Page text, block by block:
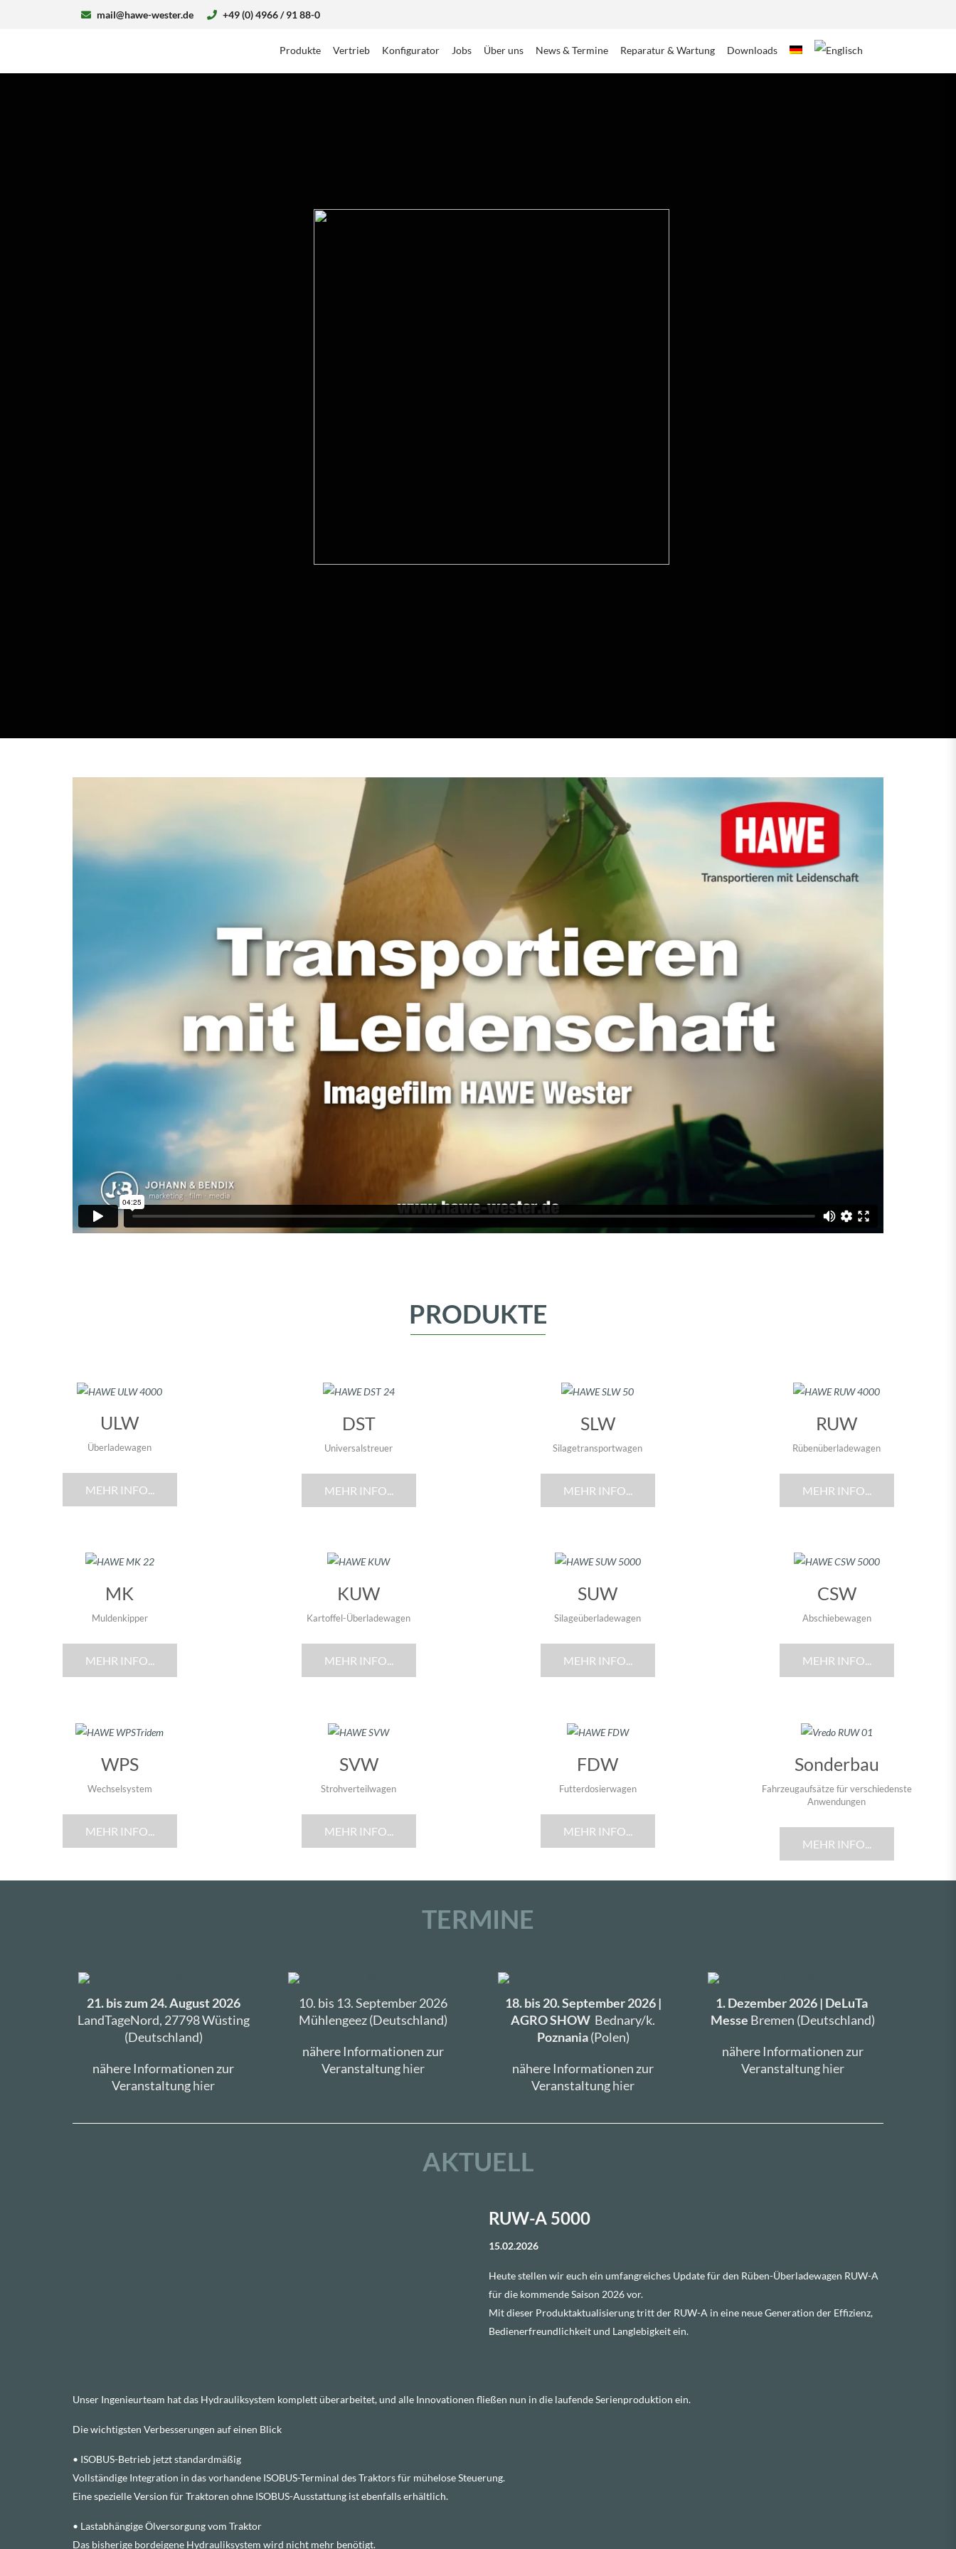
mail@hawe-wester.de +49 (0) 4966 / 91 88-0
Produkte Vertrieb Konfigurator Jobs Über uns News & Termine Reparatur & Wartung Downloads
PRODUKTE
ULW
Überladewagen
MEHR INFO...
DST
Universalstreuer
MEHR INFO...
SLW
Silagetransportwagen
MEHR INFO...
RUW
Rübenüberladewagen
MEHR INFO...
MK
Muldenkipper
MEHR INFO...
KUW
Kartoffel-Überladewagen
MEHR INFO...
SUW
Silageüberladewagen
MEHR INFO...
CSW
Abschiebewagen
MEHR INFO...
WPS
Wechselsystem
MEHR INFO...
SVW
Strohverteilwagen
MEHR INFO...
FDW
Futterdosierwagen
MEHR INFO...
Sonderbau
Fahrzeugaufsätze für verschiedenste
Anwendungen
MEHR INFO...
TERMINE
21. bis zum 24. August 2026
LandTageNord, 27798 Wüsting
(Deutschland)
nähere Informationen zur
Veranstaltunghier
10. bis 13. September 2026
Mühlengeez (Deutschland)
nähere Informationen zur
Veranstaltunghier
18. bis 20. September 2026 |
AGRO SHOW Bednary/k.
Poznania(Polen)
nähere Informationen zur
Veranstaltunghier
1. Dezember 2026 | DeLuTa
Messe Bremen (Deutschland)
nähere Informationen zur
Veranstaltunghier
AKTUELL
RUW-A 5000
15.02.2026
Heute stellen wir euch ein umfangreiches Update für den Rüben-Überladewagen RUW-A
für die kommende Saison 2026 vor.
Mit dieser Produktaktualisierung tritt der RUW-A in eine neue Generation der Effizienz,
Bedienerfreundlichkeit und Langlebigkeit ein.
Unser Ingenieurteam hat das Hydrauliksystem komplett überarbeitet, und alle Innovationen fließen nun in die laufende Serienproduktion ein.
Die wichtigsten Verbesserungen auf einen Blick
• ISOBUS-Betrieb jetzt standardmäßig
Vollständige Integration in das vorhandene ISOBUS-Terminal des Traktors für mühelose Steuerung.
Eine spezielle Version für Traktoren ohne ISOBUS-Ausstattung ist ebenfalls erhältlich.
• Lastabhängige Ölversorgung vom Traktor
Das bisherige bordeigene Hydrauliksystem wird nicht mehr benötigt.